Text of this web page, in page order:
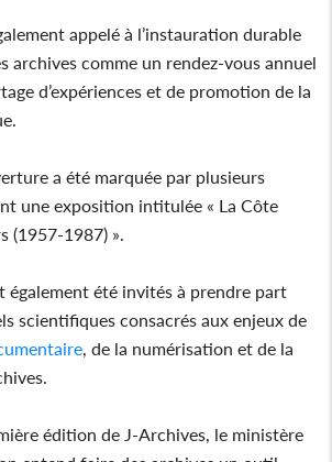
appelé à l’instauration durable
archives comme un rendez-vous annuel
d’expériences et de promotion de la
a été marquée par plusieurs
une exposition intitulée « La Côte
(1957-1987) ».
également été invités à prendre part
scientifiques consacrés aux enjeux de
, de la numérisation et de la
édition de J-Archives, le ministère